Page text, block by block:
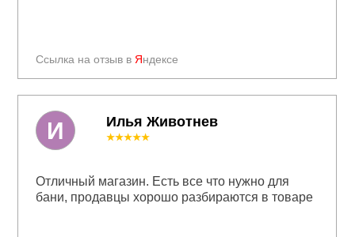
Ссылка на отзыв в Яндексе
Илья Животнев
★★★★★
Отличный магазин. Есть все что нужно для
бани, продавцы хорошо разбираются в товаре
И